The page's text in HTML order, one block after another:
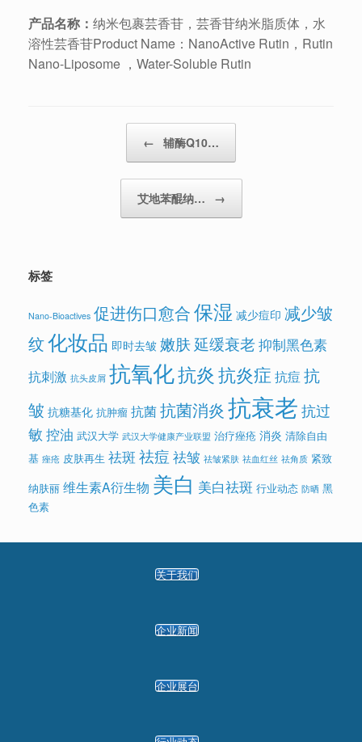
产品名称： 纳米包裹芸香苷，芸香苷纳米脂质体，水
溶性芸香苷Product Name：NanoActive Rutin，Rutin
Nano-Liposome ，Water-Soluble Rutin
← 辅酶Q10…
艾地苯醌纳… →
标签
Nano-Bioactives 促进伤口愈合保湿 减少痘印 减少皱
纹化妆品 即时去皱嫩肤延缓衰老抑制黑色素
抗刺激 抗头皮屑 抗氧化抗炎抗炎症 抗痘 抗
皱 抗糖基化 抗肿瘤 抗菌抗菌消炎 抗衰老 抗过
敏 控油 武汉大学 武汉大学健康产业联盟 治疗痤疮 消炎 清除自由
基 痤疮 皮肤再生 祛斑 祛痘 祛皱 祛皱紧肤 祛血红丝 祛角质 紧致
纳肤丽 维生素A衍生物 美白 美白祛斑 行业动态 防晒 黑
色素
关于我们
企业新闻
企业展台